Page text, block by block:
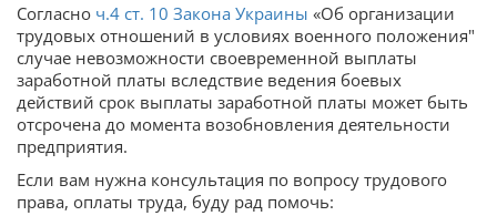
Согласно ч.4 ст. 10 Закона Украины «Об организации
трудовых отношений в условиях военного положения"
случае невозможности своевременной выплаты
заработной платы вследствие ведения боевых
действий срок выплаты заработной платы может быть
отсрочена до момента возобновления деятельности
предприятия.
Если вам нужна консультация по вопросу трудового
права, оплаты труда, буду рад помочь: